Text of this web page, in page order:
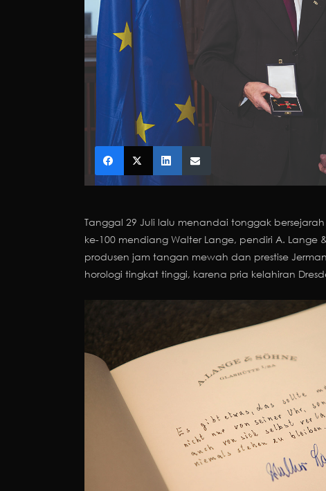
Tanggal 29 Juli lalu menandai tonggak
ke-100 mendiang Walter Lange, pendiri A. Lange
produsen jam tangan mewah dan prestise
horologi tingkat tinggi, karena pria kelahiran